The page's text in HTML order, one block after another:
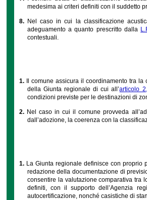
medesima ai criteri definiti con il suddetto
8. Nel caso in cui la classificazione
adeguamento a quanto prescritto dalla
contestuali.
1.
Il comune assicura il coordinamento tra
della Giunta regionale di cui all’articolo
condizioni previste per le destinazioni di
2. Nel caso in cui il comune provveda
dall’adozione, la coerenza con la
1. La Giunta regionale definisce con proprio
redazione della documentazione di
consentire la valutazione comparativa
definiti, con il supporto dell’Agenzia
autocertificazione, nonché casistiche di